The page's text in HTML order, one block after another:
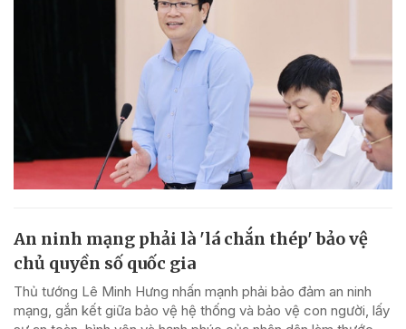
An ninh mạng phải là 'lá chắn thép' bảo vệ
chủ quyền số quốc gia
Thủ tướng Lê Minh Hưng nhấn mạnh phải bảo đảm an ninh
mạng, gắn kết giữa bảo vệ hệ thống và bảo vệ con người, lấy